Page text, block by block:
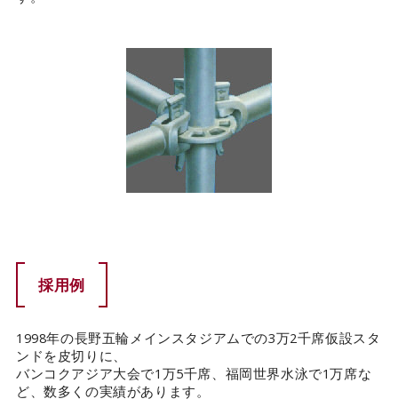
採用例
1998年の長野五輪メインスタジアムでの3万2千席仮設スタ
ンドを皮切りに、
バンコクアジア大会で1万5千席、福岡世界水泳で1万席な
ど、数多くの実績があります。